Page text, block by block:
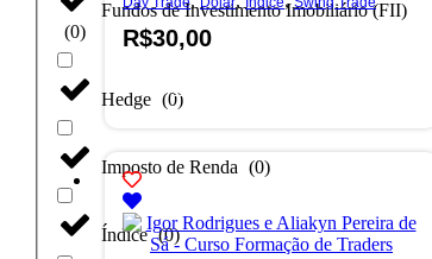
Fundos de Investimento Imobiliário (FII)
(0)
Hedge (0)
Imposto de Renda (0)
Índice (0)
R$30,00